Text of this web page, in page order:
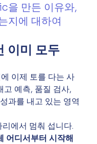
만든 이유와,
지에 대하여
이미 모두
고 예측, 품질 검사,
과를 내고 있는 영역
리에서 멈춰 섭니다.
어디서부터 시작해